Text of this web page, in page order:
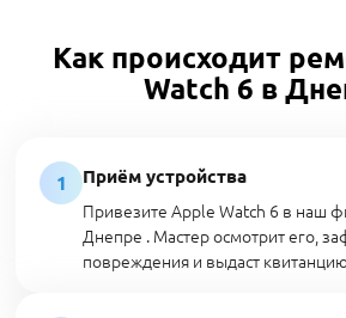
Как происходит
Watch 6 в
1
Приём устройства
Привезите Apple Watch 6 в наш
Днепре . Мастер осмотрит его,
повреждения и выдаст